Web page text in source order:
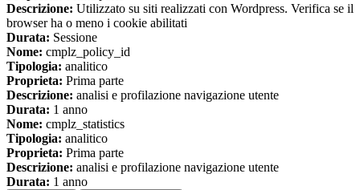
Descrizione: Utilizzato su siti realizzati con Wordpress. Verifica se il
browser ha o meno i cookie abilitati
Durata: Sessione
Nome: cmplz_policy_id
Tipologia: analitico
Proprieta: Prima parte
Descrizione: analisi e profilazione navigazione utente
Durata: 1 anno
Nome: cmplz_statistics
Tipologia: analitico
Proprieta: Prima parte
Descrizione: analisi e profilazione navigazione utente
Durata: 1 anno